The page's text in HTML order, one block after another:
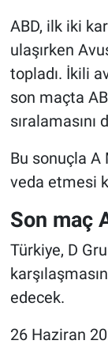
ABD, ilk iki
ulaşırken
topladı. İkili
son maçta
Bu sonuçla A
veda etmesi
Son maç
Türkiye, D
edecek.
26 Haziran